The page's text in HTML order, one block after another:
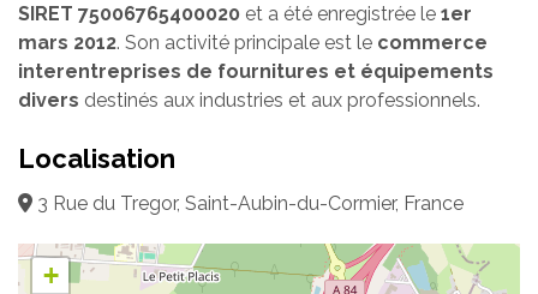
SIRET 75006765400020 et a été enregistrée le 1er
mars 2012. Son activité principale est le commerce
interentreprises de fournitures et équipements
divers destinés aux industries et aux professionnels.
Localisation
3 Rue du Tregor, Saint-Aubin-du-Cormier, France
+